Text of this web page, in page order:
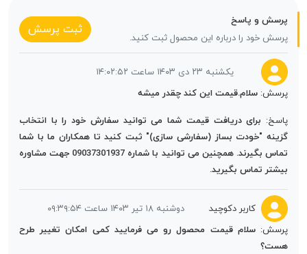
پرسش و پاسخ
پرسش خود را درباره این محصول ثبت کنید.
ثبت پرسش
یکشنبه ۲۳ دی ۱۴۰۳ ساعت ۱۴:۰۲:۵۲
پرسش: سلام.قیمت این کند چقدر میشه
پاسخ: برای دریافت قیمت شما می توانید سفارش خود را با انتخاب
گزینه "خودت بساز (سفارشی سازی)" ثبت کنید تا همکاران ما با شما
تماس بگیرند. همچنین می توانید با شماره 09037301937 جهت مشاوره
بیشتر تماس بگیرید.
کاربر دکوچید
دوشنبه ۱۸ تیر ۱۴۰۳ ساعت ۰۹:۳۹:۵۴
پرسش:سلام قیمت محصول رو می فرمایید کمی امکان تغییر طرح
هست؟